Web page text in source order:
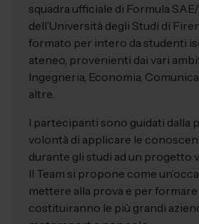
squadra ufficiale di Formula
dell’Università degli Studi di
formato per intero da studenti
ateneo, provenienti dai vari
Ingegneria, Economia,
altre.
I partecipanti sono guidati dalla
volontà di applicare le
durante gli studi ad un progetto
Il Team si propone come
mettere alla prova e per
costituiranno le più grandi